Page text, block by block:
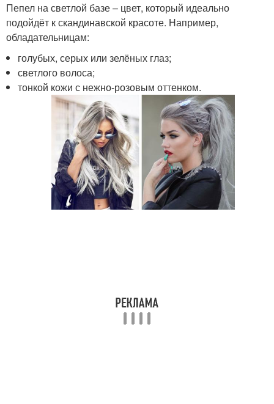
Пепел на светлой базе – цвет, который идеально
подойдёт к скандинавской красоте. Например,
обладательницам:
голубых, серых или зелёных глаз;
светлого волоса;
тонкой кожи с нежно-розовым оттенком.